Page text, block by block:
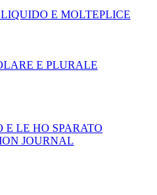
E MOLTEPLICE
E PLURALE
E LE HO SPARATO
JOURNAL